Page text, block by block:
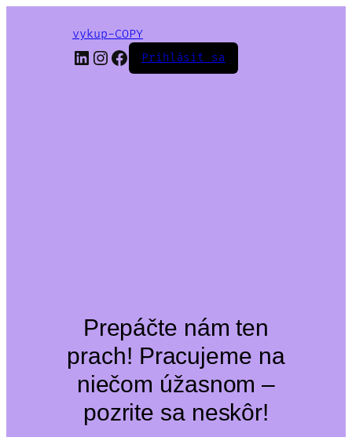
vykup-COPY
LinkedIn
Instagram
Facebook
Prihlásiť sa
Prepáčte nám ten
prach! Pracujeme na
niečom úžasnom –
pozrite sa neskôr!